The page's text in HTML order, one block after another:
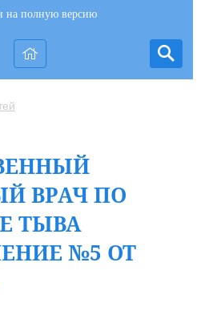
на полную версию
ВРАЧ ПО
ТЫВА
№5 ОТ